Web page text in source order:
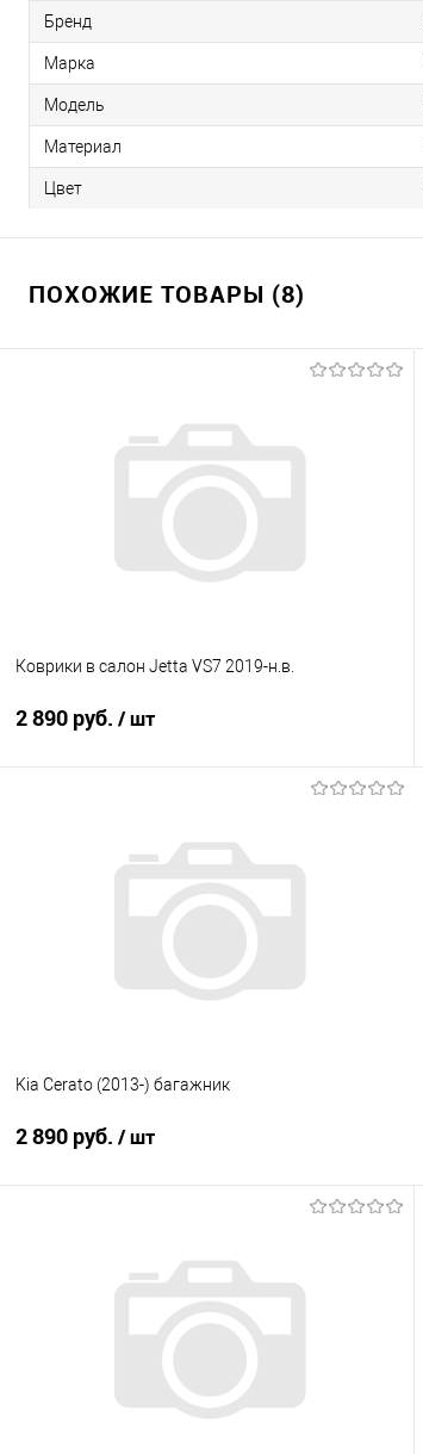
Бренд
Марка
Модель
Материал
Цвет
ПОХОЖИЕ ТОВАРЫ (8)
Коврики в салон Jetta VS7 2019-н.в.
2 890 руб. / шт
Купить в 1 клик
Сравнение
Под заказ
Kia Cerato (2013-) багажник
2 890 руб. / шт
Купить в 1 клик
Сравнение
Под заказ